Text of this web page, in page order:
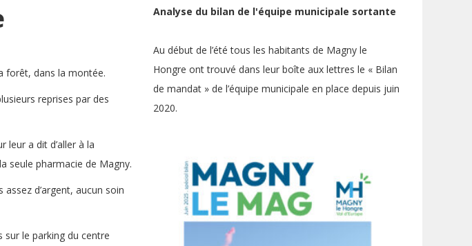
forêt, dans la montée.
reprises par des
leur a dit d’aller à la
seule pharmacie de Magny.
d’argent, aucun soin
sur le parking du centre
Analyse du bilan de l'équipe municipale sortante
Au début de l’été tous les habitants de Magny le
Hongre ont trouvé dans leur boîte aux lettres le « Bilan
de mandat » de l’équipe municipale en place depuis juin
2020.